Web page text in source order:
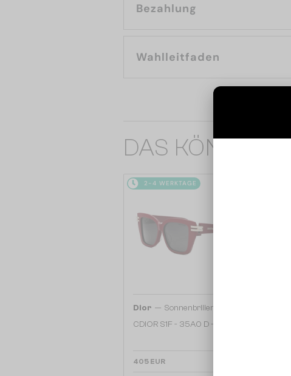
Bezahlung
Wahlleitfaden
DAS KÖNNTE
2-4 WERKTAGE
Dior — Sonnenbrillen
CDIOR S1F - 35A0 D - 56
405 EUR